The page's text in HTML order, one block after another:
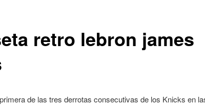
retro lebron james
de las tres derrotas consecutivas de los Knicks en